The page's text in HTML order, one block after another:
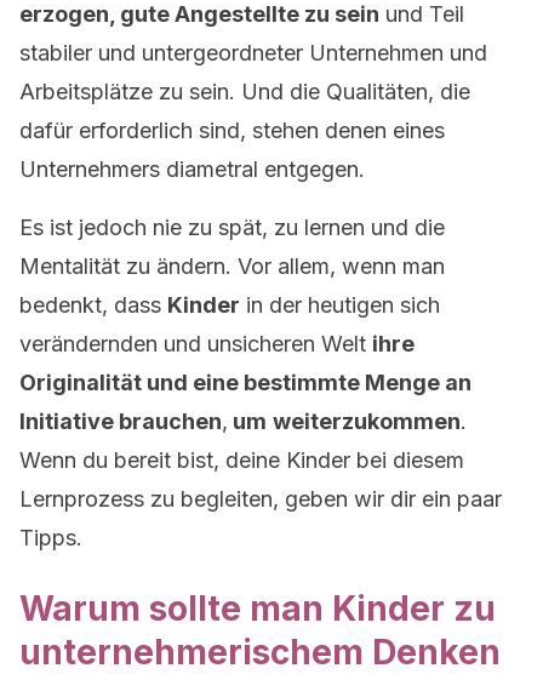
erzogen, gute Angestellte zu sein und Teil
stabiler und untergeordneter Unternehmen und
Arbeitsplätze zu sein. Und die Qualitäten, die
dafür erforderlich sind, stehen denen eines
Unternehmers diametral entgegen.
Es ist jedoch nie zu spät, zu lernen und die
Mentalität zu ändern. Vor allem, wenn man
bedenkt, dass Kinder in der heutigen sich
verändernden und unsicheren Welt ihre
Originalität und eine bestimmte Menge an
Initiative brauchen, um weiterzukommen.
Wenn du bereit bist, deine Kinder bei diesem
Lernprozess zu begleiten, geben wir dir ein paar
Tipps.
Warum sollte man Kinder zu
unternehmerischem Denken